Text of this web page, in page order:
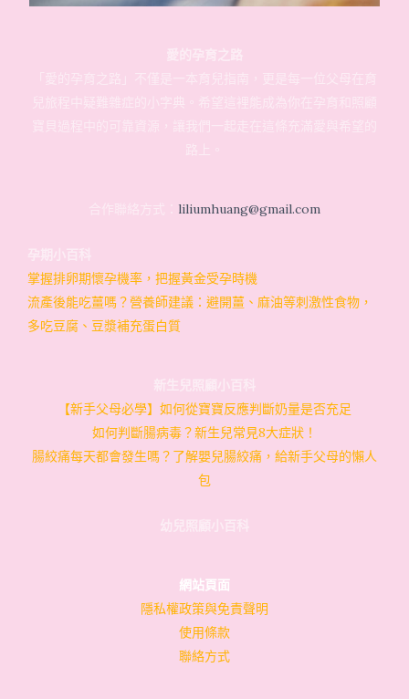
liliumhuang@gmail.com
掌握排卵期懷孕機率，把握黃金受孕時機
流產後能吃薑嗎？營養師建議：避開薑、麻油等刺激性食物，
多吃豆腐、豆漿補充蛋白質
【新手父母必學】如何從寶寶反應判斷奶量是否充足
如何判斷腸病毒？新生兒常見8大症狀！
腸絞痛每天都會發生嗎？了解嬰兒腸絞痛，給新手父母的懶人
包
網站頁面
隱私權政策與免責聲明
使用條款
聯絡方式